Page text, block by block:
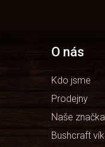
O nás
Kdo jsme
Prodejny
Naše
Bushcraft